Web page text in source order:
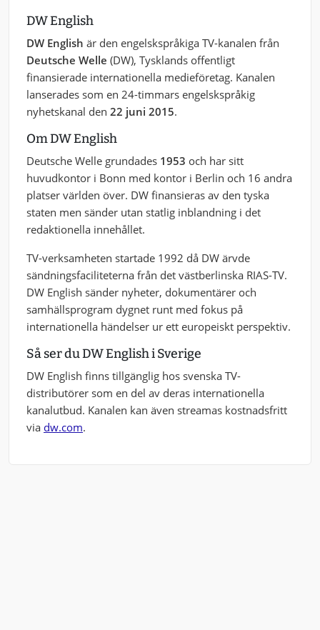
DW English
DW English är den engelskspråkiga TV-kanalen från
Deutsche Welle (DW), Tysklands offentligt
finansierade internationella medieföretag. Kanalen
lanserades som en 24-timmars engelskspråkig
nyhetskanal den 22 juni 2015.
Om DW English
Deutsche Welle grundades 1953 och har sitt
huvudkontor i Bonn med kontor i Berlin och 16 andra
platser världen över. DW finansieras av den tyska
staten men sänder utan statlig inblandning i det
redaktionella innehållet.
TV-verksamheten startade 1992 då DW ärvde
sändningsfaciliteterna från det västberlinska RIAS-TV.
DW English sänder nyheter, dokumentärer och
samhällsprogram dygnet runt med fokus på
internationella händelser ur ett europeiskt perspektiv.
Så ser du DW English i Sverige
DW English finns tillgänglig hos svenska TV-
distributörer som en del av deras internationella
kanalutbud. Kanalen kan även streamas kostnadsfritt
via dw.com.